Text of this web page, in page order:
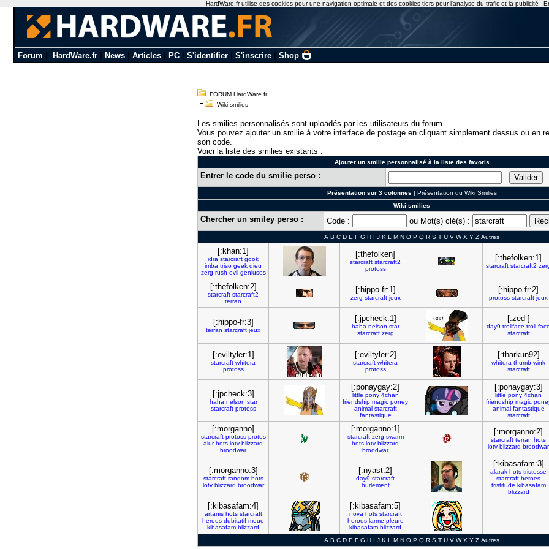
Forum HardWare.fr| News| Articles| PC| S'identifier| S'inscrire| Shop
FORUM HardWare.fr
Wiki smilies
Les smilies personnalisés sont uploadés par les utilisateurs du forum.
Vous pouvez ajouter un smilie à votre interface de postage en cliquant simplement dessus ou en
son code.
Voici la liste des smilies existants :
Ajouter un smilie personnalisé à la liste des favoris
Entrer le code du smilie perso :
Présentation sur 3 colonnes | Présentation du Wiki Smilies
Wiki smilies
Chercher un smiley perso : Code : ou Mot(s) clé(s) :
A B C D E F G H I J K L M N O P Q R S T U V W X Y Z Autres
[:khan:1]
idra starcraft gook
imba triso geek dieu
zerg rush evil geniuses
[:thefolken]
starcraft starcraft2
protoss
[:thefolken:1]
starcraft starcraft2
[:thefolken:2]
starcraft starcraft2
terran
[:hippo-fr:1]
zerg starcraft jeux
[:hippo-fr:2]
protoss starcraft jeux
[:hippo-fr:3]
terran starcraft jeux
[:jpcheck:1]
haha nelson star
starcraft zerg
[:zed-]
day9 trollface troll
starcraft
[:eviltyler:1]
starcraft whitera
protoss
[:eviltyler:2]
starcraft whitera
protoss
[:tharkun92]
whitera thumb wink
starcraft
[:jpcheck:3]
haha nelson star
starcraft protoss
[:ponaygay:2]
little pony 4chan
friendship magic poney
animal starcraft
fantastique
[:ponaygay:3]
little pony 4chan
friendship magic
animal fantastique
starcraft
[:morganno]
starcraft protoss protos
aiur hots lotv blizzard
broodwar
[:morganno:1]
starcraft zerg swarm
hots lotv blizzard
broodwar
[:morganno:2]
starcraft terran hots
lotv blizzard broodwar
[:morganno:3]
starcraft random hots
lotv blizzard broodwar
[:nyast:2]
day9 starcraft
hurlement
[:kibasafam:3]
alarak hots tristesse
starcraft heroes
tristitude kibasafam
blizzard
[:kibasafam:4]
artanis hots starcraft
heroes dubitatif moue
kibasafam blizzard
[:kibasafam:5]
nova hots starcraft
heroes larme pleure
kibasafam blizzard
A B C D E F G H I J K L M N O P Q R S T U V W X Y Z Autres
HardWare.fr utilise des cookies pour une navigation optimale et des cookies tiers pour l'analyse du trafic et la publicité